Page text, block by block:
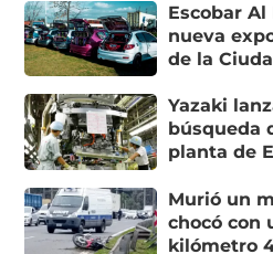
Escobar
nueva
de la
Yazaki
búsqueda
planta de
Murió un
chocó con
kilómetro